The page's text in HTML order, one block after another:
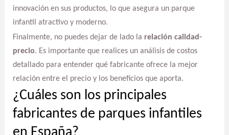
innovación en sus productos, lo que asegura un parque
infantil atractivo y moderno.
Finalmente, no puedes dejar de lado la relación calidad-
precio. Es importante que realices un análisis de costos
detallado para entender qué fabricante ofrece la mejor
relación entre el precio y los beneficios que aporta.
¿Cuáles son los principales
fabricantes de parques infantiles